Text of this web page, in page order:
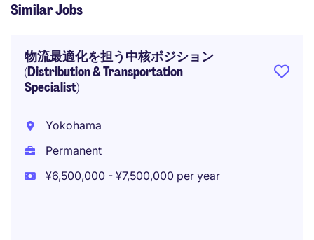
Similar Jobs
物流最適化を担う中核ポジション
(Distribution & Transportation
Specialist)
Yokohama
Permanent
¥6,500,000 - ¥7,500,000 per year